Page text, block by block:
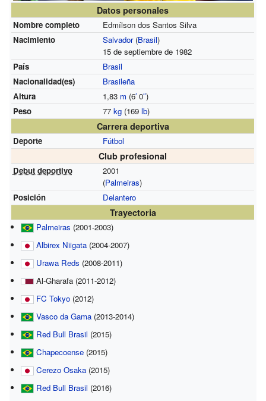
Datos personales
Nombre completo
Edmílson dos Santos Silva
Nacimiento
Salvador(Brasil)
15 de septiembre de 1982
País
Brasil
Nacionalidad(es)
Brasileña
Altura
1,83 m (6′0″)
Peso
77 kg(169 lb)
Carrera deportiva
Deporte Fútbol
Club profesional
Debut deportivo
2001
(Palmeiras)
Posición
Delantero
Trayectoria
Palmeiras (2001-2003)
Albirex Niigata (2004-2007)
Urawa Reds (2008-2011)
Al-Gharafa (2011-2012)
FC Tokyo (2012)
Vasco da Gama (2013-2014)
Red Bull Brasil (2015)
Chapecoense (2015)
Cerezo Osaka (2015)
Red Bull Brasil (2016)